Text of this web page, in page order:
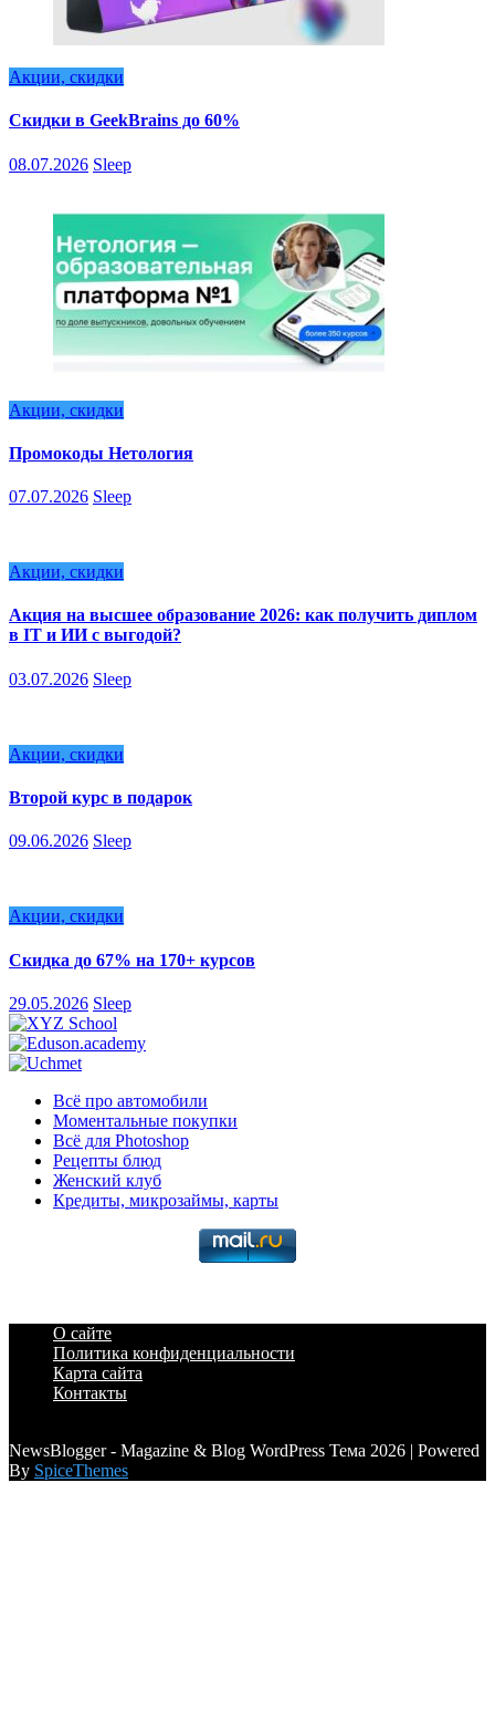
Акции, скидки
Скидки в GeekBrains до 60%
08.07.2026 Sleep
Акции, скидки
Промокоды Нетология
07.07.2026 Sleep
Акции, скидки
Акция на высшее образование 2026: как получить диплом
в IT и ИИ с выгодой?
03.07.2026 Sleep
Акции, скидки
Второй курс в подарок
09.06.2026 Sleep
Акции, скидки
Скидка до 67% на 170+ курсов
29.05.2026 Sleep
Всё про автомобили
Моментальные покупки
Всё для Photoshop
Рецепты блюд
Женский клуб
Кредиты, микрозаймы, карты
О сайте
Политика конфиденциальности
Карта сайта
Контакты
NewsBlogger - Magazine & Blog WordPress Тема 2026 | Powered
By SpiceThemes